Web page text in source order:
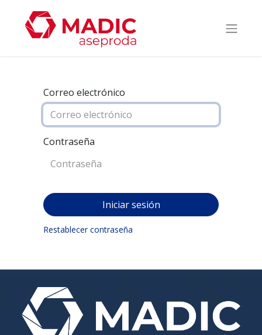
Correo electrónico
Contraseña
Iniciar sesión
Restablecer contraseña